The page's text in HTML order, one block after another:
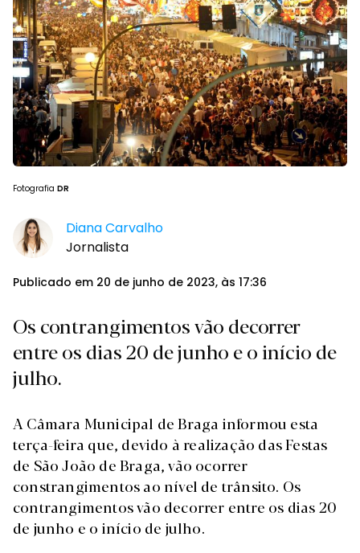
Fotografia DR
Diana Carvalho
Jornalista
Publicado em 20 de junho de 2023, às 17:36
Os contrangimentos vão decorrer
entre os dias 20 de junho e o início de
julho.
A Câmara Municipal de Braga informou esta
terça-feira que, devido à realização das Festas
de São João de Braga, vão ocorrer
constrangimentos ao nível de trânsito. Os
contrangimentos vão decorrer entre os dias 20
de junho e o início de julho.